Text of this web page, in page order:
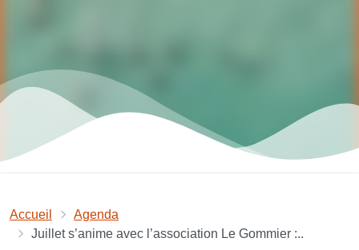
Accueil
Agenda
Juillet s’anime avec l’association Le Gommier :..